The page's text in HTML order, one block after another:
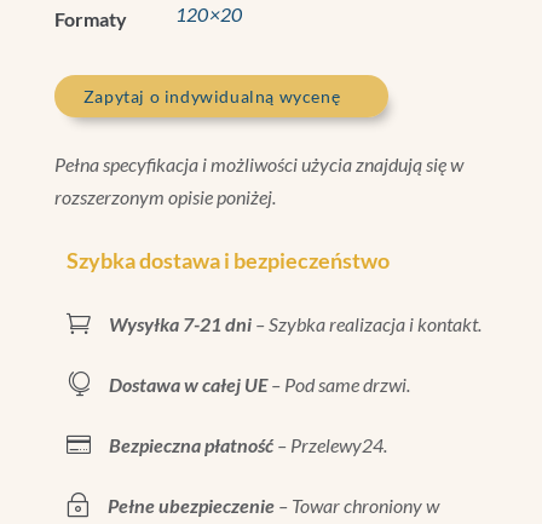
Formaty
120×20
Zapytaj o indywidualną wycenę
Pełna specyfikacja i możliwości użycia znajdują się w
rozszerzonym opisie poniżej.
Szybka dostawa i bezpieczeństwo
 Wysyłka 7-21 dni– Szybka realizacja i kontakt.
 Dostawa w całej UE– Pod same drzwi.
 Bezpieczna płatność– Przelewy24.
~ Pełne ubezpieczenie– Towar chroniony w